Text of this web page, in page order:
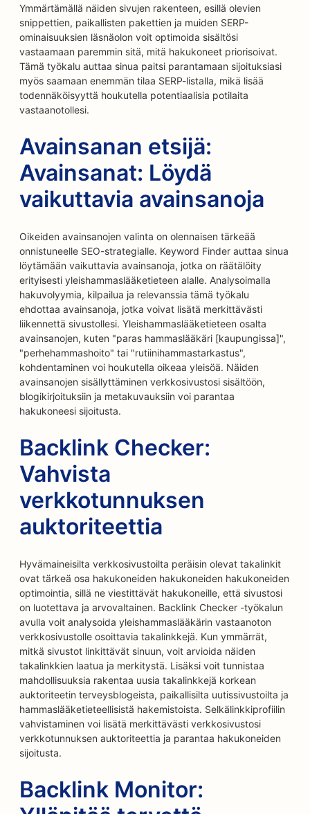
Ymmärtämällä näiden sivujen rakenteen, esillä olevien
snippettien, paikallisten pakettien ja muiden SERP-
ominaisuuksien läsnäolon voit optimoida sisältösi
vastaamaan paremmin sitä, mitä hakukoneet priorisoivat.
Tämä työkalu auttaa sinua paitsi parantamaan sijoituksiasi
myös saamaan enemmän tilaa SERP-listalla, mikä lisää
todennäköisyyttä houkutella potentiaalisia potilaita
vastaanotollesi.
Avainsanan etsijä:
Avainsanat: Löydä
vaikuttavia avainsanoja
Oikeiden avainsanojen valinta on olennaisen tärkeää
onnistuneelle SEO-strategialle. Keyword Finder auttaa sinua
löytämään vaikuttavia avainsanoja, jotka on räätälöity
erityisesti yleishammaslääketieteen alalle. Analysoimalla
hakuvolyymia, kilpailua ja relevanssia tämä työkalu
ehdottaa avainsanoja, jotka voivat lisätä merkittävästi
liikennettä sivustollesi. Yleishammaslääketieteen osalta
avainsanojen, kuten "paras hammaslääkäri [kaupungissa]",
"perhehammashoito" tai "rutiinihammastarkastus",
kohdentaminen voi houkutella oikeaa yleisöä. Näiden
avainsanojen sisällyttäminen verkkosivustosi sisältöön,
blogikirjoituksiin ja metakuvauksiin voi parantaa
hakukoneesi sijoitusta.
Backlink Checker:
Vahvista
verkkotunnuksen
auktoriteettia
Hyvämaineisilta verkkosivustoilta peräisin olevat takalinkit
ovat tärkeä osa hakukoneiden hakukoneiden hakukoneiden
optimointia, sillä ne viestittävät hakukoneille, että sivustosi
on luotettava ja arvovaltainen. Backlink Checker -työkalun
avulla voit analysoida yleishammaslääkärin vastaanoton
verkkosivustolle osoittavia takalinkkejä. Kun ymmärrät,
mitkä sivustot linkittävät sinuun, voit arvioida näiden
takalinkkien laatua ja merkitystä. Lisäksi voit tunnistaa
mahdollisuuksia rakentaa uusia takalinkkejä korkean
auktoriteetin terveysblogeista, paikallisilta uutissivustoilta ja
hammaslääketieteellisistä hakemistoista. Selkälinkkiprofiilin
vahvistaminen voi lisätä merkittävästi verkkosivustosi
verkkotunnuksen auktoriteettia ja parantaa hakukoneiden
sijoitusta.
Backlink Monitor: